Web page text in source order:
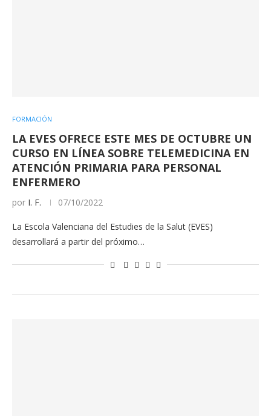
FORMACIÓN
LA EVES OFRECE ESTE MES DE OCTUBRE UN
CURSO EN LÍNEA SOBRE TELEMEDICINA EN
ATENCIÓN PRIMARIA PARA PERSONAL
ENFERMERO
por I. F. 07/10/2022
La Escola Valenciana del Estudies de la Salut (EVES)
desarrollará a partir del próximo…